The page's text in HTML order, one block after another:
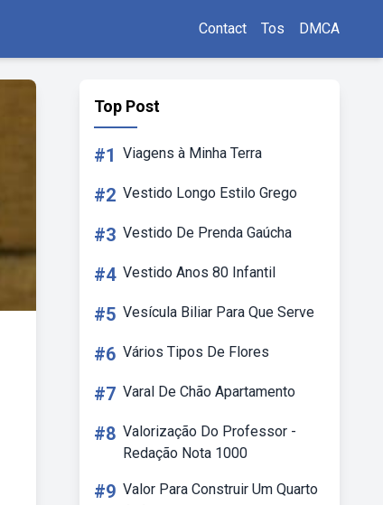
Contact Tos DMCA
Top Post
#1 Viagens à Minha Terra
#2 Vestido Longo Estilo Grego
#3 Vestido De Prenda Gaúcha
#4 Vestido Anos 80 Infantil
#5 Vesícula Biliar Para Que Serve
#6 Vários Tipos De Flores
#7 Varal De Chão Apartamento
#8 Valorização Do Professor -
Redação Nota 1000
#9 Valor Para Construir Um Quarto